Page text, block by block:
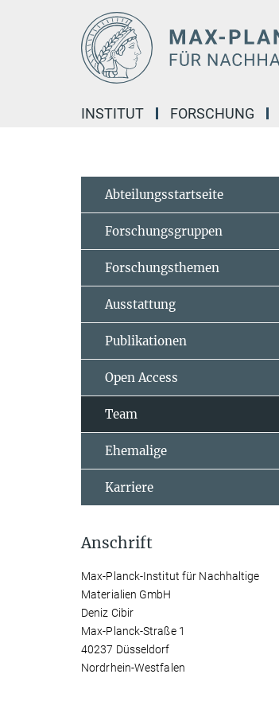
INSTITUT FORSCHUNG
Abteilungsstartseite
Forschungsgruppen
Forschungsthemen
Ausstattung
Publikationen
Open Access
Team
Ehemalige
Karriere
Anschrift
Max-Planck-Institut für Nachhaltige
Materialien GmbH
Deniz Cibir
Max-Planck-Straße 1
40237 Düsseldorf
Nordrhein-Westfalen